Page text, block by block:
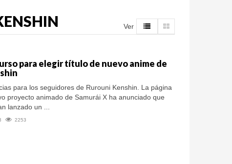
Ver
para elegir título de nuevo anime de
para los seguidores de Rurouni Kenshin. La página
proyecto animado de Samurái X ha anunciado que
lanzado un ...
2253